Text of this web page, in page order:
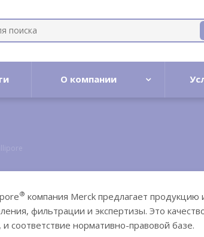
О компании
® компания Merck предлагает продукцию
фильтрации и экспертизы. Это
соответствие нормативно-правовой базе.